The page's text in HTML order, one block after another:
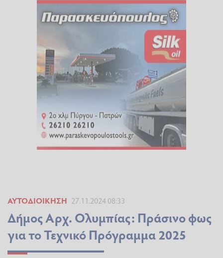
ΑΥΤΟΔΙΟΊΚΗΣΗ 27.11.2024 08:33
Δήμος Αρχ. Ολυμπίας: Πράσινο φως
για το Τεχνικό Πρόγραμμα 2025